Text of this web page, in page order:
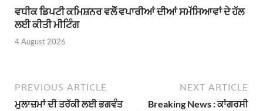
ਵਧੀਕ ਡਿਪਟੀ ਕਮਿਸ਼ਨਰ ਵਲੋੱ ਵਪਾਰੀਆਂ ਦੀਆਂ ਸਮੱਸਿਆਵਾਂ ਦੇ ਹੱਲ
ਲਈ ਕੀਤੀ ਮੀਟਿੰਗ
4 August 2026
PREVIOUS ARTICLE
ਮੁਲਾਜ਼ਮਾਂ ਦੀ ਤਰੱਕੀ ਲਈ ਭਗਵੰਤ
NEXT ARTICLE
Breaking News : ਕਾਂਗਰਸੀ